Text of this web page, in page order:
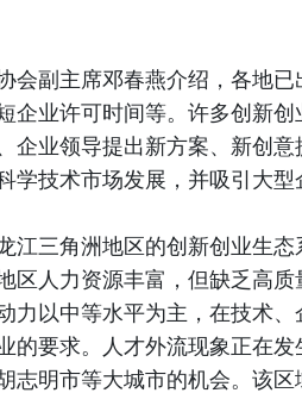
会副主席邓春燕介绍，各地
企业许可时间等。许多创新
企业领导提出新方案、新创
学技术市场发展，并吸引大型
江三角洲地区的创新创业生
区人力资源丰富，但缺乏高
力以中等水平为主，在技术
的要求。人才外流现象正在
志明市等大城市的机会。该区